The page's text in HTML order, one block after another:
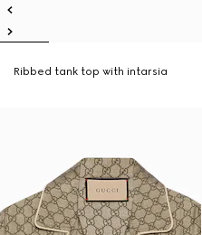
Ribbed tank top with intarsia